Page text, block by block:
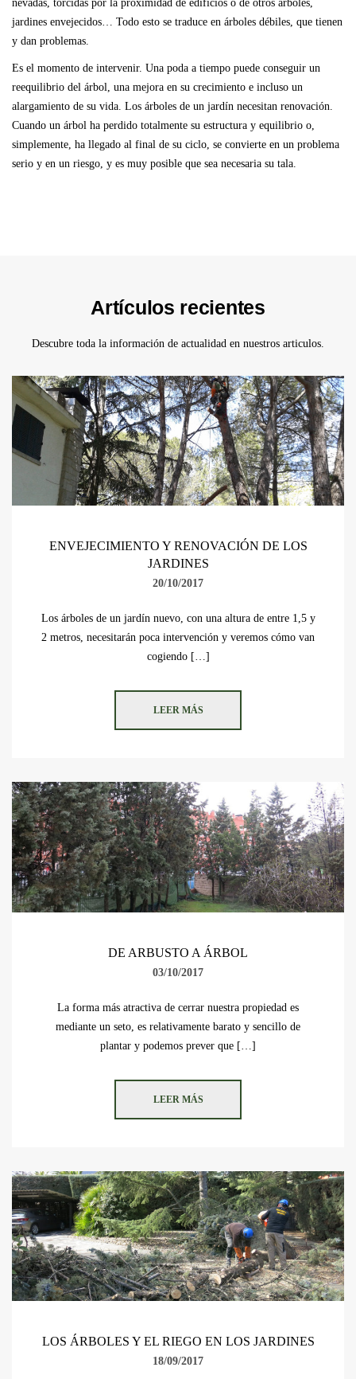
nevadas, torcidas por la proximidad de edificios o de otros árboles,
jardines envejecidos… Todo esto se traduce en árboles débiles, que tienen
y dan problemas.
Es el momento de intervenir. Una poda a tiempo puede conseguir un
reequilibrio del árbol, una mejora en su crecimiento e incluso un
alargamiento de su vida. Los árboles de un jardín necesitan renovación.
Cuando un árbol ha perdido totalmente su estructura y equilibrio o,
simplemente, ha llegado al final de su ciclo, se convierte en un problema
serio y en un riesgo, y es muy posible que sea necesaria su tala.
Artículos recientes
Descubre toda la información de actualidad en nuestros articulos.
ENVEJECIMIENTO Y RENOVACIÓN DE LOS
JARDINES
20/10/2017
Los árboles de un jardín nuevo, con una altura de entre 1,5 y
2 metros, necesitarán poca intervención y veremos cómo van
cogiendo […]
LEER MÁS
DE ARBUSTO A ÁRBOL
03/10/2017
La forma más atractiva de cerrar nuestra propiedad es
mediante un seto, es relativamente barato y sencillo de
plantar y podemos prever que […]
LEER MÁS
LOS ÁRBOLES Y EL RIEGO EN LOS JARDINES
18/09/2017